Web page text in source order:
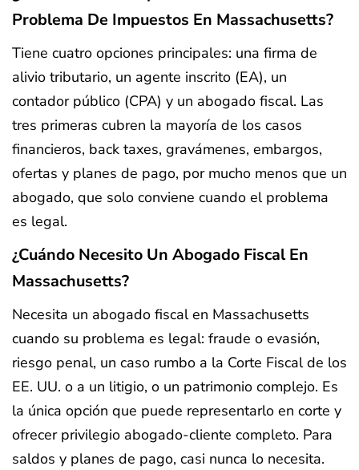
Problema De Impuestos En Massachusetts?
Tiene cuatro opciones principales: una firma de
alivio tributario, un agente inscrito (EA), un
contador público (CPA) y un abogado fiscal. Las
tres primeras cubren la mayoría de los casos
financieros, back taxes, gravámenes, embargos,
ofertas y planes de pago, por mucho menos que un
abogado, que solo conviene cuando el problema
es legal.
¿Cuándo Necesito Un Abogado Fiscal En
Massachusetts?
Necesita un abogado fiscal en Massachusetts
cuando su problema es legal: fraude o evasión,
riesgo penal, un caso rumbo a la Corte Fiscal de los
EE. UU. o a un litigio, o un patrimonio complejo. Es
la única opción que puede representarlo en corte y
ofrecer privilegio abogado-cliente completo. Para
saldos y planes de pago, casi nunca lo necesita.